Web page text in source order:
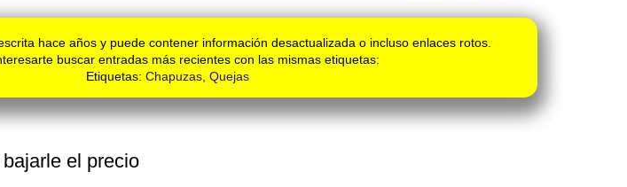
hace años y puede contener información desactualizada o incluso enlaces rotos.
buscar entradas más recientes con las mismas etiquetas:
Etiquetas: Chapuzas Quejas
el precio